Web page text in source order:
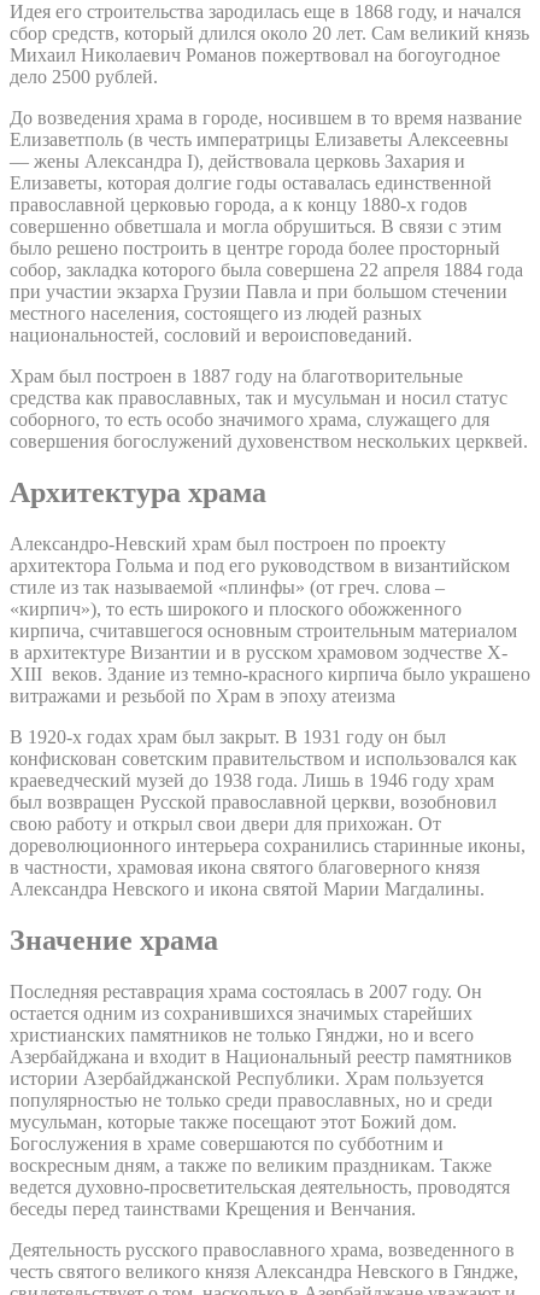
Идея его строительства зародилась еще в 1868 году, и начался
сбор средств, который длился около 20 лет. Сам великий князь
Михаил Николаевич Романов пожертвовал на богоугодное
дело 2500 рублей.
До возведения храма в городе, носившем в то время название
Елизаветполь (в честь императрицы Елизаветы Алексеевны
— жены Александра I), действовала церковь Захария и
Елизаветы, которая долгие годы оставалась единственной
православной церковью города, а к концу 1880-х годов
совершенно обветшала и могла обрушиться. В связи с этим
было решено построить в центре города более просторный
собор, закладка которого была совершена 22 апреля 1884 года
при участии экзарха Грузии Павла и при большом стечении
местного населения, состоящего из людей разных
национальностей, сословий и вероисповеданий.
Храм был построен в 1887 году на благотворительные
средства как православных, так и мусульман и носил статус
соборного, то есть особо значимого храма, служащего для
совершения богослужений духовенством нескольких церквей.
Архитектура храма
Александро-Невский храм был построен по проекту
архитектора Гольма и под его руководством в византийском
стиле из так называемой «плинфы» (от греч. слова –
«кирпич»), то есть широкого и плоского обожженного
кирпича, считавшегося основным строительным материалом
в архитектуре Византии и в русском храмовом зодчестве X-
XIII веков. Здание из темно-красного кирпича было украшено
витражами и резьбой по Храм в эпоху атеизма
В 1920-х годах храм был закрыт. В 1931 году он был
конфискован советским правительством и использовался как
краеведческий музей до 1938 года. Лишь в 1946 году храм
был возвращен Русской православной церкви, возобновил
свою работу и открыл свои двери для прихожан. От
дореволюционного интерьера сохранились старинные иконы,
в частности, храмовая икона святого благоверного князя
Александра Невского и икона святой Марии Магдалины.
Значение храма
Последняя реставрация храма состоялась в 2007 году. Он
остается одним из сохранившихся значимых старейших
христианских памятников не только Гянджи, но и всего
Азербайджана и входит в Национальный реестр памятников
истории Азербайджанской Республики. Храм пользуется
популярностью не только среди православных, но и среди
мусульман, которые также посещают этот Божий дом.
Богослужения в храме совершаются по субботним и
воскресным дням, а также по великим праздникам. Также
ведется духовно-просветительская деятельность, проводятся
беседы перед таинствами Крещения и Венчания.
Деятельность русского православного храма, возведенного в
честь святого великого князя Александра Невского в Гяндже,